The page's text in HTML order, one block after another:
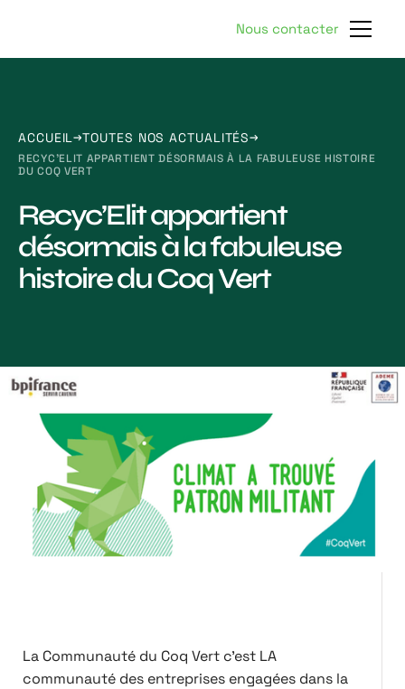
Nous contacter
ACCUEIL TOUTES NOS ACTUALITÉS
RECYC’ELIT APPARTIENT DÉSORMAIS À LA FABULEUSE HISTOIRE
DU COQ VERT
Recyc’Elit appartient
désormais à la fabuleuse
histoire du Coq Vert
La Communauté du Coq Vert c’est LA
communauté des entreprises engagées dans la